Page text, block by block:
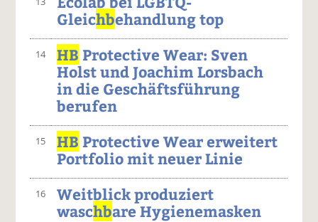
Gleichbehandlung top
14 HB Protective Wear: Sven
Holst und Joachim Lorsbach
in die Geschäftsführung
berufen
15 HB Protective Wear erweitert
Portfolio mit neuer Linie
16
Weitblick produziert
waschbare Hygienemasken